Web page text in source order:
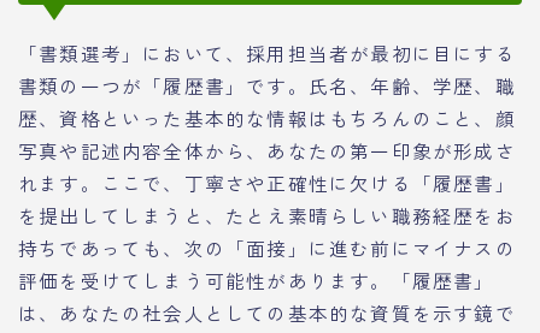
「書類選考」において、採用担当者が最初に目にする
書類の一つが「履歴書」です。氏名、年齢、学歴、職
歴、資格といった基本的な情報はもちろんのこと、顔
写真や記述内容全体から、あなたの第一印象が形成さ
れます。ここで、丁寧さや正確性に欠ける「履歴書」
を提出してしまうと、たとえ素晴らしい職務経歴をお
持ちであっても、次の「面接」に進む前にマイナスの
評価を受けてしまう可能性があります。「履歴書」
は、あなたの社会人としての基本的な資質を示す鏡で